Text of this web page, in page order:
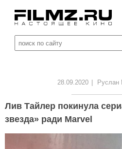
28.09.2020 Руслан
Лив Тайлер покинула
звезда» ради Marvel